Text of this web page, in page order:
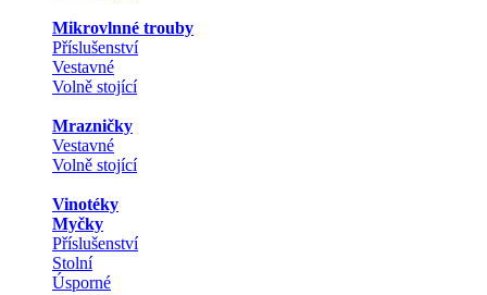
Mikrovlnné trouby
Příslušenství
Vestavné
Volně stojící
Mrazničky
Vestavné
Volně stojící
Vinotéky
Myčky
Příslušenství
Stolní
Úsporné